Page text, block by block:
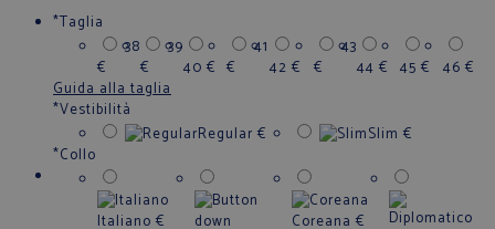
*Taglia
38
€
39
€
40 €
41
€
42 €
43
€
44 € 45 € 46 €
Guida alla taglia
*Vestibilità
Regular € Slim €
*Collo
Italiano €
Coreana €